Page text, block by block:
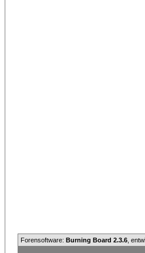
Forensoftware: Burning Board 2.3.6 ,